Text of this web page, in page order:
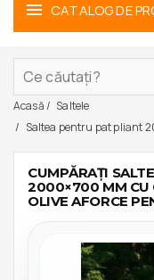
CATALOG DE
Acasă
Saltele
Saltea pentru pat pliant
CUMPĂRAȚI
2000×700 MM CU
OLIVE AFORCE